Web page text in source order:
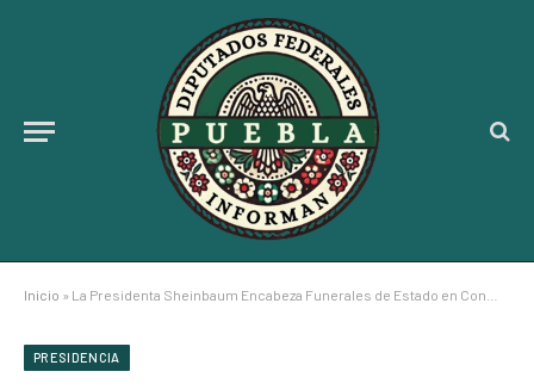
Inicio » La Presidenta Sheinbaum Encabeza Funerales de Estado en Conmemoración por los 500 años de la Ejecución de Cuauhtémoc
PRESIDENCIA